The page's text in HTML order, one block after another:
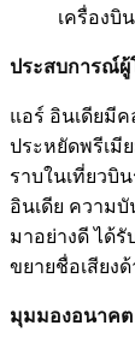
เครื่องบิ
ประสบการณ์ผู้
แอร์ อินเดียมี
ประหยัดพรีเมี
ราบในเที่ยวบิ
อินเดีย ความ
มาอย่างดี ได้
ขยายชื่อเสียง
มุมมองอนาคต